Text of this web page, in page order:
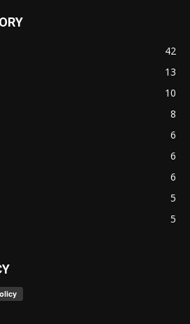
42
13
10
8
6
6
6
5
5